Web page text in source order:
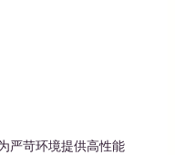
严苛环境提供高性能